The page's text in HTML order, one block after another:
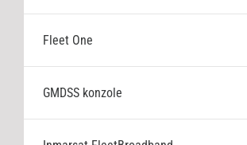
Fleet One
GMDSS konzole